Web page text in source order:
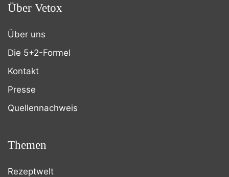
Über Vetox
Über uns
Die 5+2-Formel
Kontakt
Presse
Quellennachweis
Themen
Rezeptwelt